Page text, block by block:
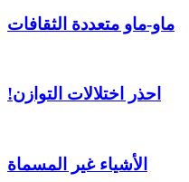
ماو-ماو متعددة الثقافات
!احذر اختلالات التوازن
الأشياء غير المسماة